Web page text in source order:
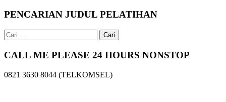
PENCARIAN JUDUL PELATIHAN
Cari
untuk:
CALL ME PLEASE 24 HOURS NONSTOP
0821 3630 8044 (TELKOMSEL)